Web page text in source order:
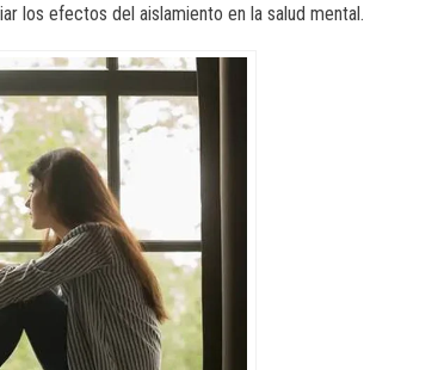
los efectos del aislamiento en la salud mental.